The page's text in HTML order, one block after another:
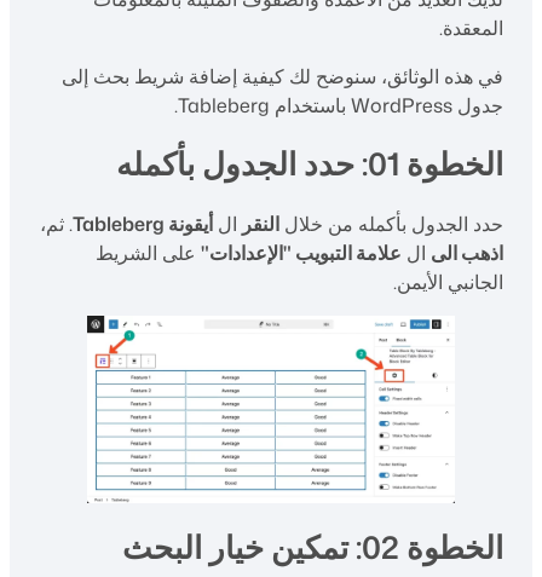
المعقدة.
في هذه الوثائق، سنوضح لك كيفية إضافة شريط بحث إلى
جدول WordPress باستخدام Tableberg.
الخطوة 01: حدد الجدول بأكمله
حدد الجدول بأكمله من خلال النقر الأيقونة Tableberg
. ثم،
اذهب الى ال علامة التبويب "الإعدادات" على الشريط
الجانبي الأيمن.
الخطوة 02: تمكين خيار البحث